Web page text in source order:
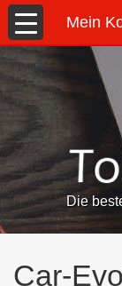
Mein
Die
Car-